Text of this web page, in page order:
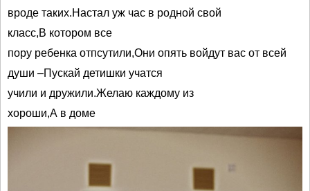
вроде таких.Настал уж час в родной свой
класс,В котором все
пору ребенка отпсутили,Они опять войдут вас от всей
души –Пускай детишки учатся
учили и дружили.Желаю каждому из
хороши,А в доме